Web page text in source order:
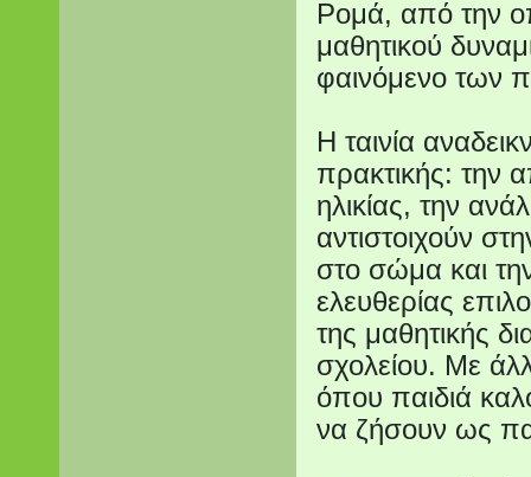
Ρομά, από την
μαθητικού
φαινόμενο των
Η ταινία
πρακτικής: την
ηλικίας, την
αντιστοιχούν
στο σώμα και
ελευθερίας
της μαθητικής
σχολείου. Με
όπου παιδιά
να ζήσουν ως